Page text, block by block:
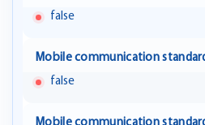
false
Mobile communication
false